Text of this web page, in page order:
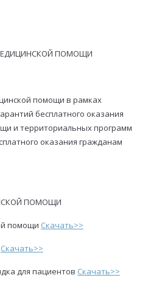
ПОМОЩИ
помощи в рамках
бесплатного оказания
и территориальных программ
оказания гражданам
ПОМОЩИ
помощи Скачать>>
Скачать>>
для пациентов Скачать>>